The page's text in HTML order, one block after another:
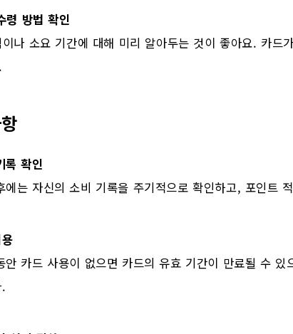
령 방법 확인
나 소요 기간에 대해 미리 알아두는 것이 좋아요. 카드
록 확인
에는 자신의 소비 기록을 주기적으로 확인하고, 포인트
안 카드 사용이 없으면 카드의 유효 기간이 만료될 수 있